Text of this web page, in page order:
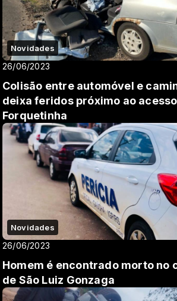
Novidades
26/06/2023
Colisão entre automóvel e
deixa feridos próximo ao
Forquetinha
Novidades
26/06/2023
Homem é encontrado morto no
de São Luiz Gonzaga